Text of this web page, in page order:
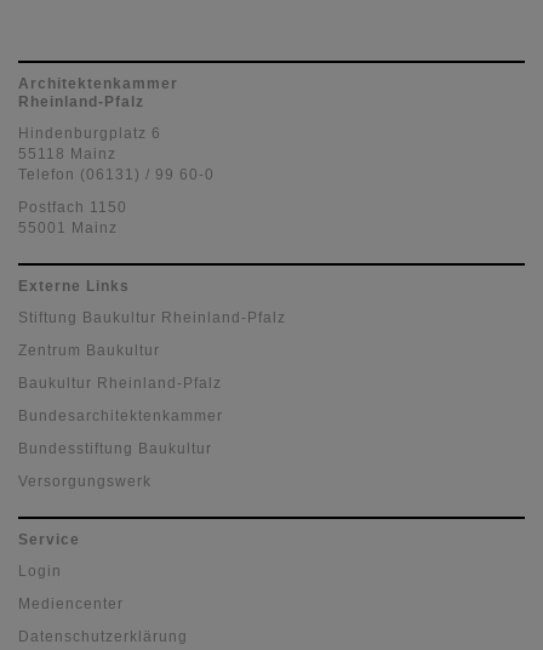
Architektenkammer
Rheinland-Pfalz
Hindenburgplatz 6
55118 Mainz
Telefon (06131) / 99 60-0
Postfach 1150
55001 Mainz
Externe Links
Stiftung Baukultur Rheinland-Pfalz
Zentrum Baukultur
Baukultur Rheinland-Pfalz
Bundesarchitektenkammer
Bundesstiftung Baukultur
Versorgungswerk
Service
Login
Mediencenter
Datenschutzerklärung